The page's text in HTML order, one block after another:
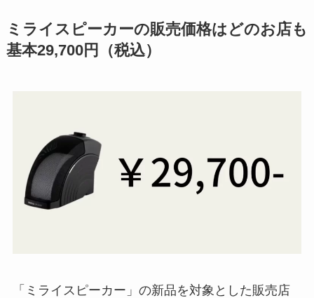
ミライスピーカーの販売価格はどのお店も
基本29,700円（税込）
「ミライスピーカー」の新品を対象とした販売店